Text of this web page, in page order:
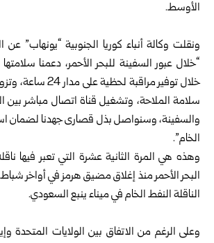
الأوسط.
ونقلت وكالة أنباء كوريا الجنوبية “يونهاب” عن
“خلال عبور السفينة للبحر الأحمر، دعمنا
خلال توفير مراقبة
سلامة الملاحة، وتشغيل قناة اتصال مباشر بين
والسفينة، وسنواصل بذل قصارى جهدنا لضمان
الخام”.
وهذه هي المرة الثانية عشرة التي تعبر فيها
البحر الأحمر منذ إغلاق مضيق هرمز في أواخر
الناقلة النفط الخام في ميناء ينبع السعودي.
وعلى الرغم من الاتفاق بين الولايات المتحدة